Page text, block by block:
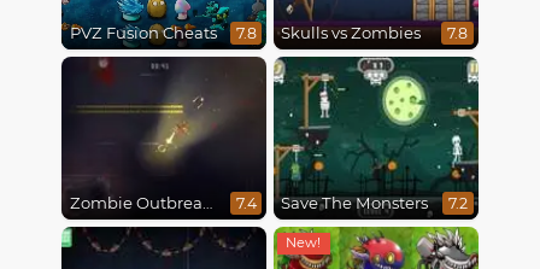
PVZ Fusion Cheats 7.8 Skulls vs Zombies 7.8
Zombie Outbreak Arena 7.4 Save The Monsters 7.2